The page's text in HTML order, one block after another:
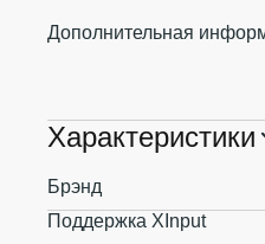
Дополнительная
Характеристики
Брэнд
Поддержка XInput